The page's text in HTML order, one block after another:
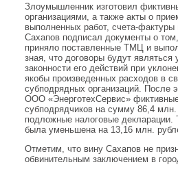
Злоумышленник изготовил
организациями, а также акты о
выполненных работ, счета-
Сахапов подписал документы о
приняло поставленные ТМЦ и
зная, что договоры будут
законности его действий при
якобы произведенных расходов в
субподрядных организаций. После
ООО «ЭнерготехСервис»
субподрядчиков на сумму 86,4
подложные налоговые
была уменьшена на 13,16 млн.
Отметим, что вину Сахапов не
обвинительным заключением в